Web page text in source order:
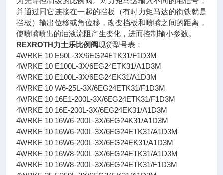
并通过同它连接在一起的挡板（有时力矩马达的衔铁就是
挡板）输出位移或角位移，改变挡板和喷嘴之间的距离，
使喷嘴喷出的油液流阻产生变化，进而控制输小参数。
REXROTH力士乐比例阀现货型号表：
4WRKE 10 E50L-3X/6EG24ETK31/F1D3M
4WRKE 10 E100L-3X/6EG24ETK31/A1D3M
4WRKE 10 E100L-3X/6EG24EK31/A1D3M
4WRKE 10 W6-25L-3X/6EG24ETK31/F1D3M
4WRKE 10 16E1-200L-3X/6EG24ETK31/F1D3M
4WRKE 10 16E-200L-3X/6EG24EK31/A1D3M
4WRKE 10 16W6-200L-3X/6EG24K31/A1D3M
4WRKE 10 16W6-200L-3X/6EG24ETK31/A1D3M
4WRKE 10 16W6-200L-3X/6EG24EK31/A1D3M
4WRKE 10 16W8-200L-3X/6EG24ETK31/A1D3M
4WRKE 10 16W8-200L-3X/6EG24ETK31/F1D3M